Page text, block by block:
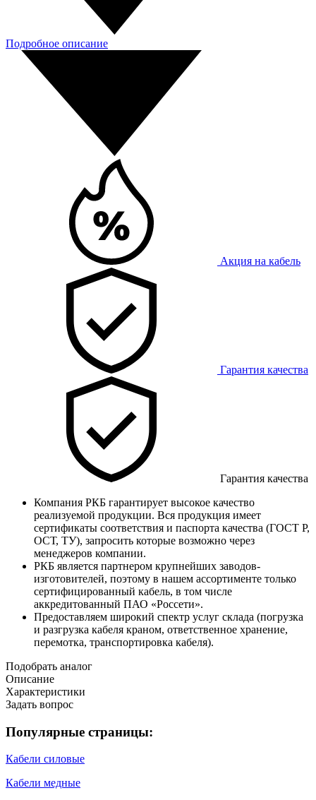
Подробное описание
Акция на кабель
Гарантия качества
Гарантия качества
Компания РКБ гарантирует высокое качество
реализуемой продукции. Вся продукция имеет
сертификаты соответствия и паспорта качества (ГОСТ Р,
ОСТ, ТУ), запросить которые возможно через
менеджеров компании.
РКБ является партнером крупнейших заводов-
изготовителей, поэтому в нашем ассортименте только
сертифицированный кабель, в том числе
аккредитованный ПАО «Россети».
Предоставляем широкий спектр услуг склада (погрузка
и разгрузка кабеля краном, ответственное хранение,
перемотка, транспортировка кабеля).
Подобрать аналог
Описание
Характеристики
Задать вопрос
Популярные страницы:
Кабели силовые
Кабели медные